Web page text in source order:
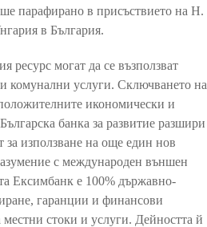
парафирано в присъствието на Н.
в България.
ресурс могат да се възползват
и комунални услуги. Сключването на
икономически и
банка за развитие разшири
използване на още един нов
с международен външен
Ексимбанк е 100% държавно-
гаранции и финансови
местни стоки и услуги. Дейността й